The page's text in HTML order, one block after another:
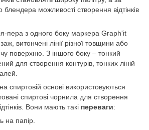
можливості створення відтінків
пера з одного боку маркера Graph'it
витончені лінії різної товщини або
поверхню. З іншого боку – тонкий
для створення контурів, тонких ліній
спиртовій основі використовуються
спиртові чорнила для створення
Вони мають такі переваги:
на папір.